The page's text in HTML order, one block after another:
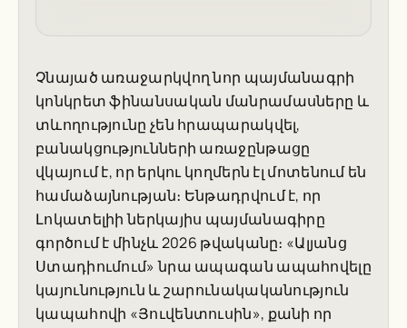
Չնայած առաջարկվող նոր պայմանագրի
կոնկրետ ֆինանսական մանրամասները և
տևողությունը չեն հրապարակվել,
բանակցությունների առաջընթացը
վկայում է, որ երկու կողմերն էլ մոտենում են
համաձայնության։ Ենթադրվում է, որ
Լոկատելիի ներկայիս պայմանագիրը
գործում է մինչև 2026 թվականը։ «Ալյանց
Ստադիումում» նրա ապագան ապահովելը
կայունություն և շարունակականություն
կապահովի «Յուվենտուսին», քանի որ